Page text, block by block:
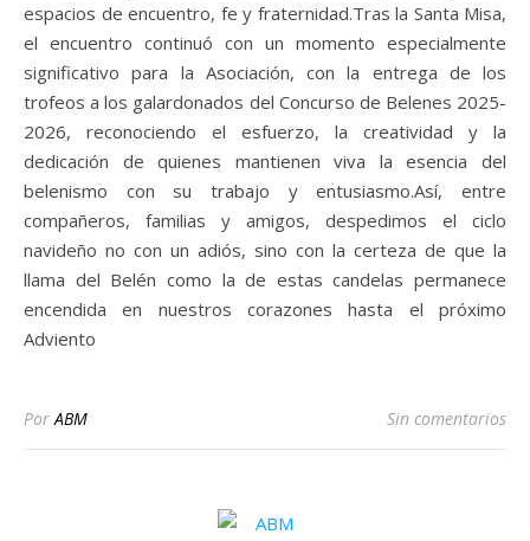
espacios de encuentro, fe y fraternidad.Tras la Santa Misa,
el encuentro continuó con un momento especialmente
significativo para la Asociación, con la entrega de los
trofeos a los galardonados del Concurso de Belenes 2025-
2026, reconociendo el esfuerzo, la creatividad y la
dedicación de quienes mantienen viva la esencia del
belenismo con su trabajo y entusiasmo.Así, entre
compañeros, familias y amigos, despedimos el ciclo
navideño no con un adiós, sino con la certeza de que la
llama del Belén como la de estas candelas permanece
encendida en nuestros corazones hasta el próximo
Adviento
PorABM Sin comentarios